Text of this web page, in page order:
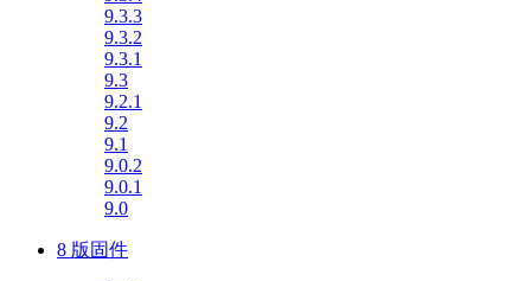
9.3.3
9.3.2
9.3.1
9.3
9.2.1
9.2
9.1
9.0.2
9.0.1
9.0
8 版固件